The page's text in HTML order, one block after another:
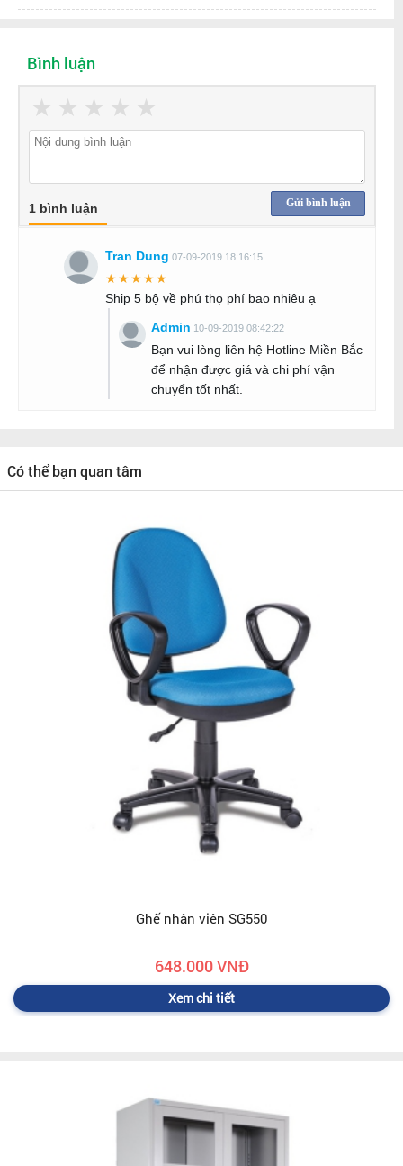
Bình luận
★
★
★
★
★
Gửi bình luận
1 bình luận
Tran Dung 07-09-2019 18:16:15
★★★★★
Ship 5 bộ về phú thọ phí bao nhiêu ạ
Admin 10-09-2019 08:42:22
Bạn vui lòng liên hệ Hotline Miền Bắc
để nhận được giá và chi phí vận
chuyển tốt nhất.
Có thể bạn quan tâm
Ghế nhân viên SG550
648.000 VNĐ
Xem chi tiết